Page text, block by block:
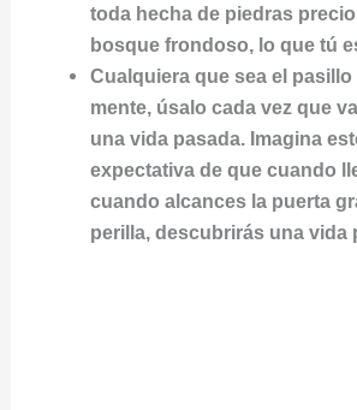
toda hecha de piedras
bosque frondoso, lo que tú
Cualquiera que sea el
mente, úsalo cada vez que
una vida pasada. Imagina
expectativa de que cuando
cuando alcances la puerta
perilla, descubrirás una vida